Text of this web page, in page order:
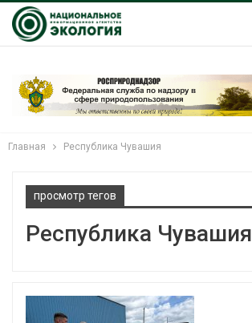
Главная Республика Чувашия
просмотр тегов
Республика Чувашия